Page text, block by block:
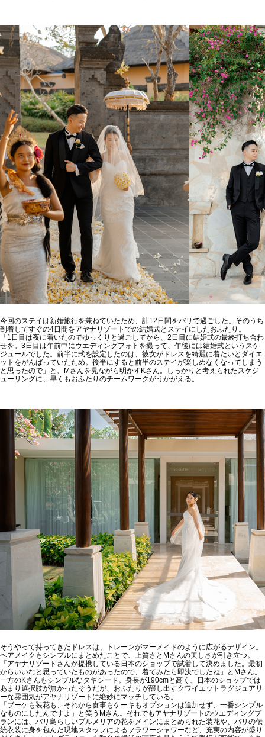
今回のステイは新婚旅行を兼ねていたため、計12日間をバリで過ごした。そのうち
到着してすぐの4日間をアヤナリゾートでの結婚式とステイにしたおふたり。
「1日目は夜に着いたのでゆっくりと過ごしてから、2日目に結婚式の最終打ち合わ
せを。3日目は午前中にウエディングフォトを撮って、午後には結婚式というスケ
ジュールでした。前半に式を設定したのは、彼女がドレスを綺麗に着たいとダイエ
ットをがんばっていたため。後半にすると前半のステイが楽しめなくなってしまう
と思ったので」と、Mさんを見ながら明かすKさん。しっかりと考えられたスケジ
ューリングに、早くもおふたりのチームワークがうかがえる。
そうやって持ってきたドレスは、トレーンがマーメイドのように広がるデザイン。
ヘアメイクもシンプルにまとめたことで、上質さとMさんの美しさが引き立つ。
「アヤナリゾートさんが提携している日本のショップで試着して決めました。最初
からいいなと思っていたものがあったので、着てみたら即決でしたね」とMさん。
一方のKさんもシンプルなタキシード。身長が190cmと高く、日本のショップでは
あまり選択肢が無かったそうだが、おふたりが醸し出すクワイエットラグジュアリ
ーな雰囲気がアヤナリゾートに絶妙にマッチしている。
「ブーケも装花も、それから食事もケーキもオプションは追加せず、一番シンプル
なものにしたんですよ」と笑うMさん。それでもアヤナリゾートのウエディングプ
ランには、バリ島らしいプルメリアの花をメインにまとめられた装花や、バリの伝
統衣装に身を包んだ現地スタッフによるフラワーシャワーなど、充実の内容が盛り